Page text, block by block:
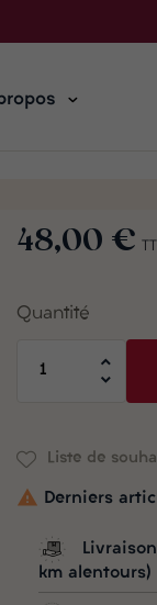
48,00 €
Quantité
Liste de
 Derniers
km